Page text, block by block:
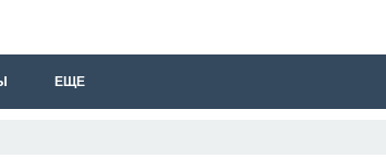
ЕЩЕ